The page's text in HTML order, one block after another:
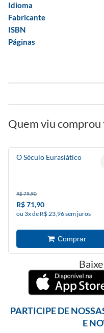
Idioma
Fabricante
ISBN
Páginas
Quem viu comprou
O Século Eurasiático
R$ 79,90
R$ 71,90
ou 3x de R$ 23,96 sem juros
PARTICIPE DE
E